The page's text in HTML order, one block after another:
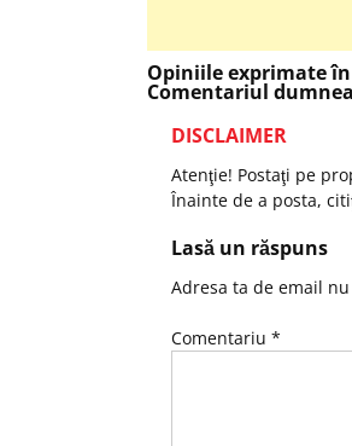
Opiniile exprimate
Comentariul
DISCLAIMER
Atenţie! Postaţi pe
Înainte de a posta,
Lasă un răspuns
Adresa ta de email
Comentariu *